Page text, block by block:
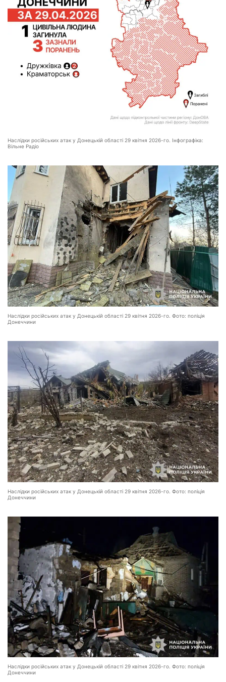
Наслідки російських атак у Донецькій області 29 квітня 2026-го. Інфографіка:
Вільне Радіо
Наслідки російських атак у Донецькій області 29 квітня 2026-го. Фото: поліція
Донеччини
Наслідки російських атак у Донецькій області 29 квітня 2026-го. Фото: поліція
Донеччини
Наслідки російських атак у Донецькій області 29 квітня 2026-го. Фото: поліція
Донеччини